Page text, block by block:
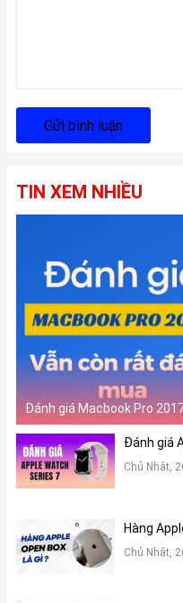
Gửi bình luận
TIN XEM NHIỀU
Đánh giá Macbook Pro
Đánh giá
Chủ Nhật,
Hàng
Chủ Nhật,